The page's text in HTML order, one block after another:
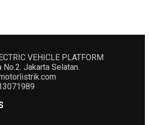
VEHICLE PLATFORM
No.2. Jakarta Selatan.